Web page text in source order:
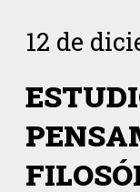
12 de